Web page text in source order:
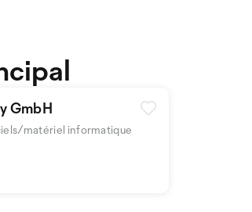
GmbH
matériel informatique